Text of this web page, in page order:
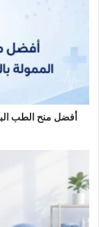
الدوليين
2026/2027
أفضل منح الطب
الصيدلة
الممولة
بالكامل
في